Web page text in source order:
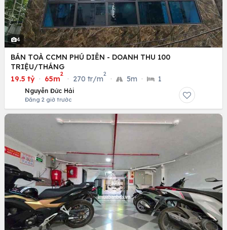
4
BÁN TOÀ CCMN PHÚ DIỄN - DOANH THU 100
TRIỆU/THÁNG
19.5 tỷ · 65m
2
· 270 tr/m
2
· 5m · 1
Nguyễn Đức Hải
Đăng 2 giờ trước